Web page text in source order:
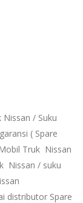
/ Suku
( Spare
Truk Nissan
Nissan / suku
distributor Spare